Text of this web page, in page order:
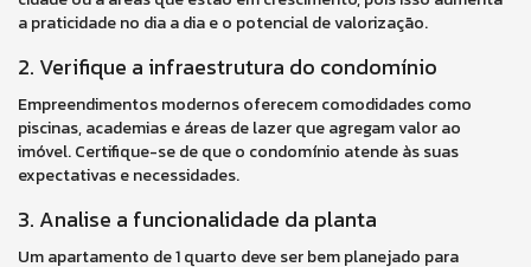
a praticidade no dia a dia e o potencial de valorização.
2. Verifique a infraestrutura do condomínio
Empreendimentos modernos oferecem comodidades como
piscinas, academias e áreas de lazer que agregam valor ao
imóvel. Certifique-se de que o condomínio atende às suas
expectativas e necessidades.
3. Analise a funcionalidade da planta
Um apartamento de 1 quarto deve ser bem planejado para